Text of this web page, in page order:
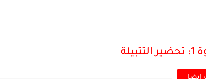
ايضا